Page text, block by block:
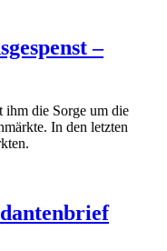
–
ihm die Sorge um die
In den letzten